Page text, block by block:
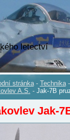
letectví
stránka - Technika -
A.S. - Jak-7B
Jak-